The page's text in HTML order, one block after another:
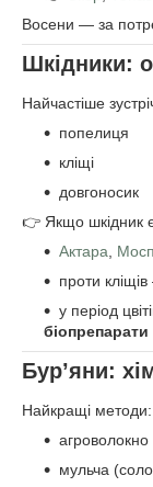
Восени — за
Шкідники:
Найчастіше
попелиця
кліщі
довгоносик
👉 Якщо шкідник
Актара
проти
у період
біопрепарати
Бур’яни:
Найкращі методи:
агроволокно
мульча